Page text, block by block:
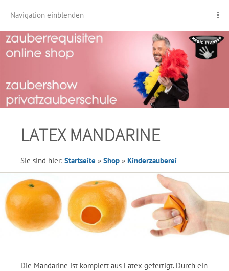
Navigation einblenden
LATEX MANDARINE
Sie sind hier: Startseite » Shop » Kinderzauberei
Die Mandarine ist komplett aus Latex gefertigt. Durch ein